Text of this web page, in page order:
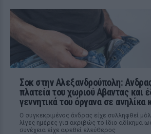
Σοκ στην Αλεξανδρούπολη:
πλατεία του χωριού Αβαντας και
γεννητικά του όργανα σε ανηλίκα
Ο συγκεκριμένος άνδρας είχε συλληφθεί
λίγες ημέρες για ακριβώς το ίδιο αδίκημα
συνέχεια είχε αφεθεί ελεύθερος